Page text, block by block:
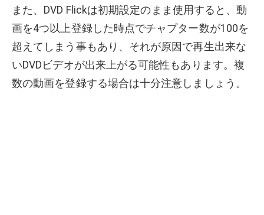
また、DVD Flickは初期設定のまま使用すると、動
画を4つ以上登録した時点でチャプター数が100を
超えてしまう事もあり、それが原因で再生出来な
いDVDビデオが出来上がる可能性もあります。複
数の動画を登録する場合は十分注意しましょう。